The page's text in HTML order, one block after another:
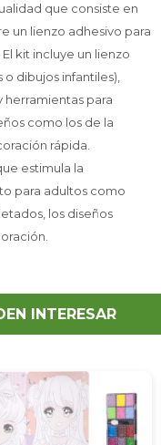
que consiste en
un lienzo adhesivo para
kit incluye un lienzo
dibujos infantiles),
herramientas para
como los de la
rápida.
estimula la
para adultos como
los diseños
INTERESAR